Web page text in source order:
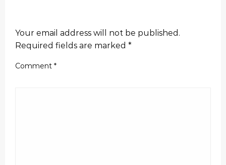
Your email address will not be published.
Required fields are marked *
Comment *